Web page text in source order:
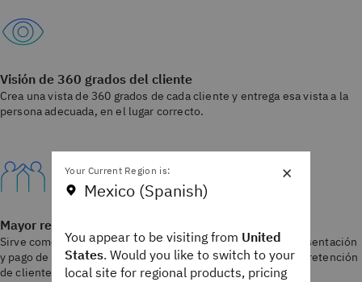
Visión de 360 grados del cliente
Crea una vista de 360 grados de cada cliente y entrega esa vista a la
persona adecuada, en el lugar correcto.
Mayor retención de clientes
Sirve como plataforma para implementar soluciones de presentación
y pago de facturas electrónicas para mejorar el servicio y la retención
de clientes.
×
Your Current Region is:
Mexico (Spanish)
You appear to be visiting from United
States. Would you like to switch to your
local site for regional products, pricing